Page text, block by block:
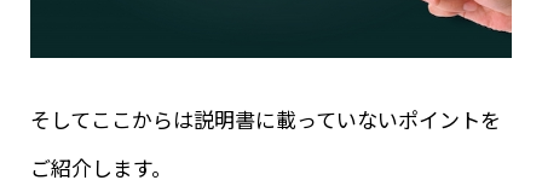
そしてここからは説明書に載っていないポイントを
ご紹介します。